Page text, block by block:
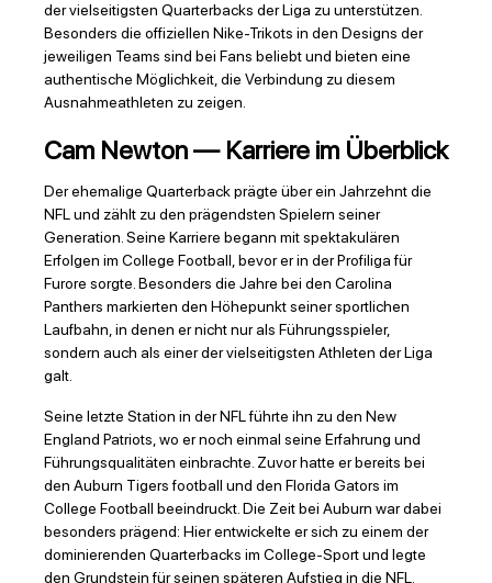
der vielseitigsten Quarterbacks der Liga zu unterstützen.
Besonders die offiziellen Nike-Trikots in den Designs der
jeweiligen Teams sind bei Fans beliebt und bieten eine
authentische Möglichkeit, die Verbindung zu diesem
Ausnahmeathleten zu zeigen.
Cam Newton — Karriere im Überblick
Der ehemalige Quarterback prägte über ein Jahrzehnt die
NFL und zählt zu den prägendsten Spielern seiner
Generation. Seine Karriere begann mit spektakulären
Erfolgen im College Football, bevor er in der Profiliga für
Furore sorgte. Besonders die Jahre bei den Carolina
Panthers markierten den Höhepunkt seiner sportlichen
Laufbahn, in denen er nicht nur als Führungsspieler,
sondern auch als einer der vielseitigsten Athleten der Liga
galt.
Seine letzte Station in der NFL führte ihn zu den New
England Patriots, wo er noch einmal seine Erfahrung und
Führungsqualitäten einbrachte. Zuvor hatte er bereits bei
den Auburn Tigers football und den Florida Gators im
College Football beeindruckt. Die Zeit bei Auburn war dabei
besonders prägend: Hier entwickelte er sich zu einem der
dominierenden Quarterbacks im College-Sport und legte
den Grundstein für seinen späteren Aufstieg in die NFL.